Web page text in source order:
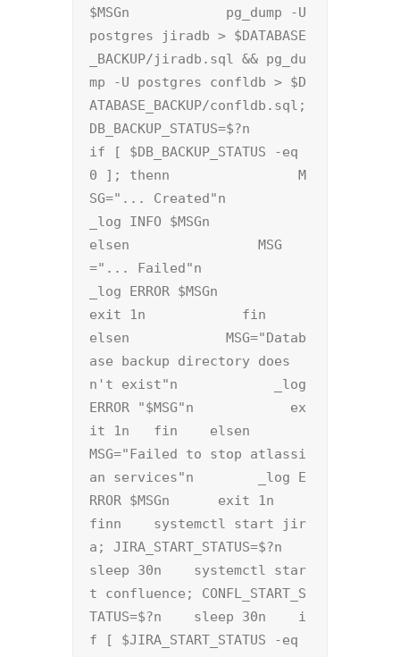
$MSGn            pg_dump -U
postgres jiradb > $DATABASE
_BACKUP/jiradb.sql && pg_du
mp -U postgres confldb > $D
ATABASE_BACKUP/confldb.sql;
DB_BACKUP_STATUS=$?n
if [ $DB_BACKUP_STATUS -eq
0 ]; thenn                M
SG="... Created"n
_log INFO $MSGn
elsen                MSG
="... Failed"n
_log ERROR $MSGn
exit 1n            fin
elsen            MSG="Datab
ase backup directory does
n't exist"n            _log
ERROR "$MSG"n            ex
it 1n	fin    elsen
MSG="Failed to stop atlassi
an services"n        _log E
RROR $MSGn	exit 1n
finn    systemctl start jir
a; JIRA_START_STATUS=$?n
sleep 30n    systemctl star
t confluence; CONFL_START_S
TATUS=$?n    sleep 30n    i
f [ $JIRA_START_STATUS -eq